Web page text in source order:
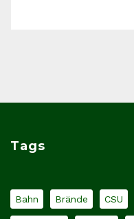
Tags
Bahn Brände CSU